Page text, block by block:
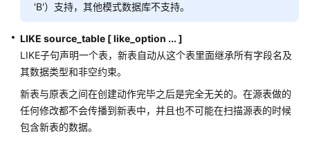
ALTER
FUNCTION
ALTER
GLOBAL
ALTER
'B'）支持，其他模式数据库不支持。
LIKE source_table [ like_option ... ]
LIKE子句声明一个表，新表自动从这个表里面继承所有字段名及
其数据类型和非空约束。
新表与原表之间在创建动作完毕之后是完全无关的。在源表做的
任何修改都不会传播到新表中，并且也不可能在扫描源表的时候
包含新表的数据。